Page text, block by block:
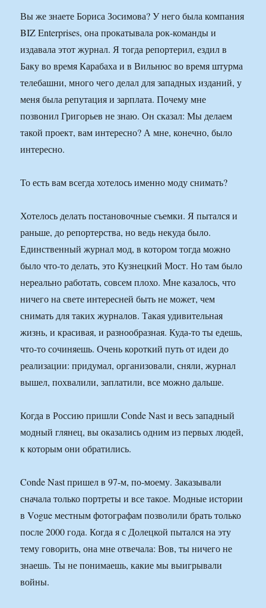
Вы же знаете Бориса Зосимова? У него была компания
BIZ Enterprises, она прокатывала рок-команды и
издавала этот журнал. Я тогда репортерил, ездил в
Баку во время Карабаха и в Вильнюс во время штурма
телебашни, много чего делал для западных изданий, у
меня была репутация и зарплата. Почему мне
позвонил Григорьев не знаю. Он сказал: Мы делаем
такой проект, вам интересно? А мне, конечно, было
интересно.
То есть вам всегда хотелось именно моду снимать?
Хотелось делать постановочные съемки. Я пытался и
раньше, до репортерства, но ведь некуда было.
Единственный журнал мод, в котором тогда можно
было что-то делать, это Кузнецкий Мост. Но там было
нереально работать, совсем плохо. Мне казалось, что
ничего на свете интересней быть не может, чем
снимать для таких журналов. Такая удивительная
жизнь, и красивая, и разнообразная. Куда-то ты едешь,
что-то сочиняешь. Очень короткий путь от идеи до
реализации: придумал, организовали, сняли, журнал
вышел, похвалили, заплатили, все можно дальше.
Когда в Россию пришли Conde Nast и весь западный
модный глянец, вы оказались одним из первых людей,
к которым они обратились.
Conde Nast пришел в 97-м, по-моему. Заказывали
сначала только портреты и все такое. Модные истории
в Vogue местным фотографам позволили брать только
после 2000 года. Когда я с Долецкой пытался на эту
тему говорить, она мне отвечала: Вов, ты ничего не
знаешь. Ты не понимаешь, какие мы выигрывали
войны.